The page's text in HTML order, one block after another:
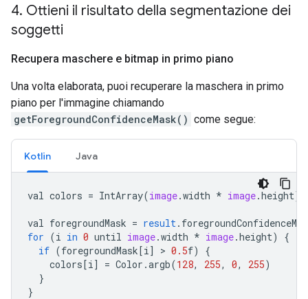
4. Ottieni il risultato della segmentazione dei
soggetti
Recupera maschere e bitmap in primo piano
Una volta elaborata, puoi recuperare la maschera in primo
piano per l'immagine chiamando
getForegroundConfidenceMask() come segue:
Kotlin Java
val colors = IntArray(image.width * image.height)
val foregroundMask = result.
for (i in 0 until image.width * image.height)
{
if (foregroundMask[i] > 0.5f)
{
colors[i] = Color .argb(128, 255, 0, 255)
}
}